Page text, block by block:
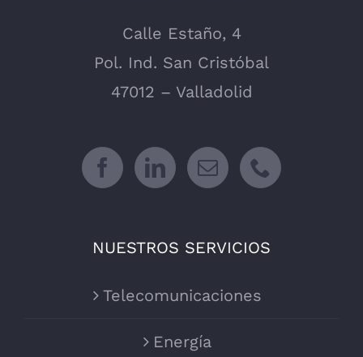
Calle Estaño, 4
Pol. Ind. San Cristóbal
47012 – Valladolid
NUESTROS SERVICIOS
Telecomunicaciones
Energía